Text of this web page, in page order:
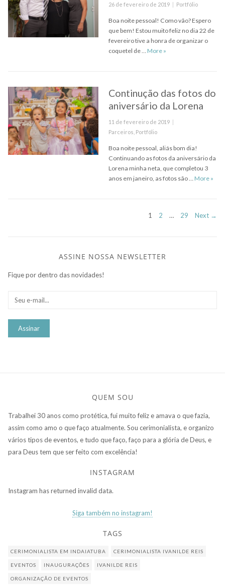
Posted
26 de fevereiro de 2019 Categories
Portfólio
Boa noite pessoal! Como vão? Espero
que bem! Estou muito feliz no dia 22 de
fevereiro tive a honra de organizar o
coquetel de …More Reinauguração da
»
Continução das fotos do
aniversário da Lorena
Posted
on
11 de fevereiro de 2019
Categories
Parceiros Portfólio
Boa noite pessoal, aliás bom dia!
Continuando as fotos da aniversário da
Lorena minha neta, que completou 3
anos em janeiro, as fotos são …More »
PAGE
1 PAGE
2 … PAGE
29 Next →
ASSINE NOSSA NEWSLETTER
Fique por dentro das novidades!
QUEM SOU
Trabalhei 30 anos como protética, fui muito feliz e amava o que fazia,
assim como amo o que faço atualmente. Sou cerimonialista, e organizo
vários tipos de eventos, e tudo que faço, faço para a glória de Deus, e
para Deus tem que ser feito com excelência!
INSTAGRAM
Instagram has returned invalid data.
Siga também no instagram!
TAGS
CERIMONIALISTA EM INDAIATUBA CERIMONIALISTA IVANILDE REIS
EVENTOS INAUGURAÇÕES IVANILDE REIS
ORGANIZAÇÃO DE EVENTOS